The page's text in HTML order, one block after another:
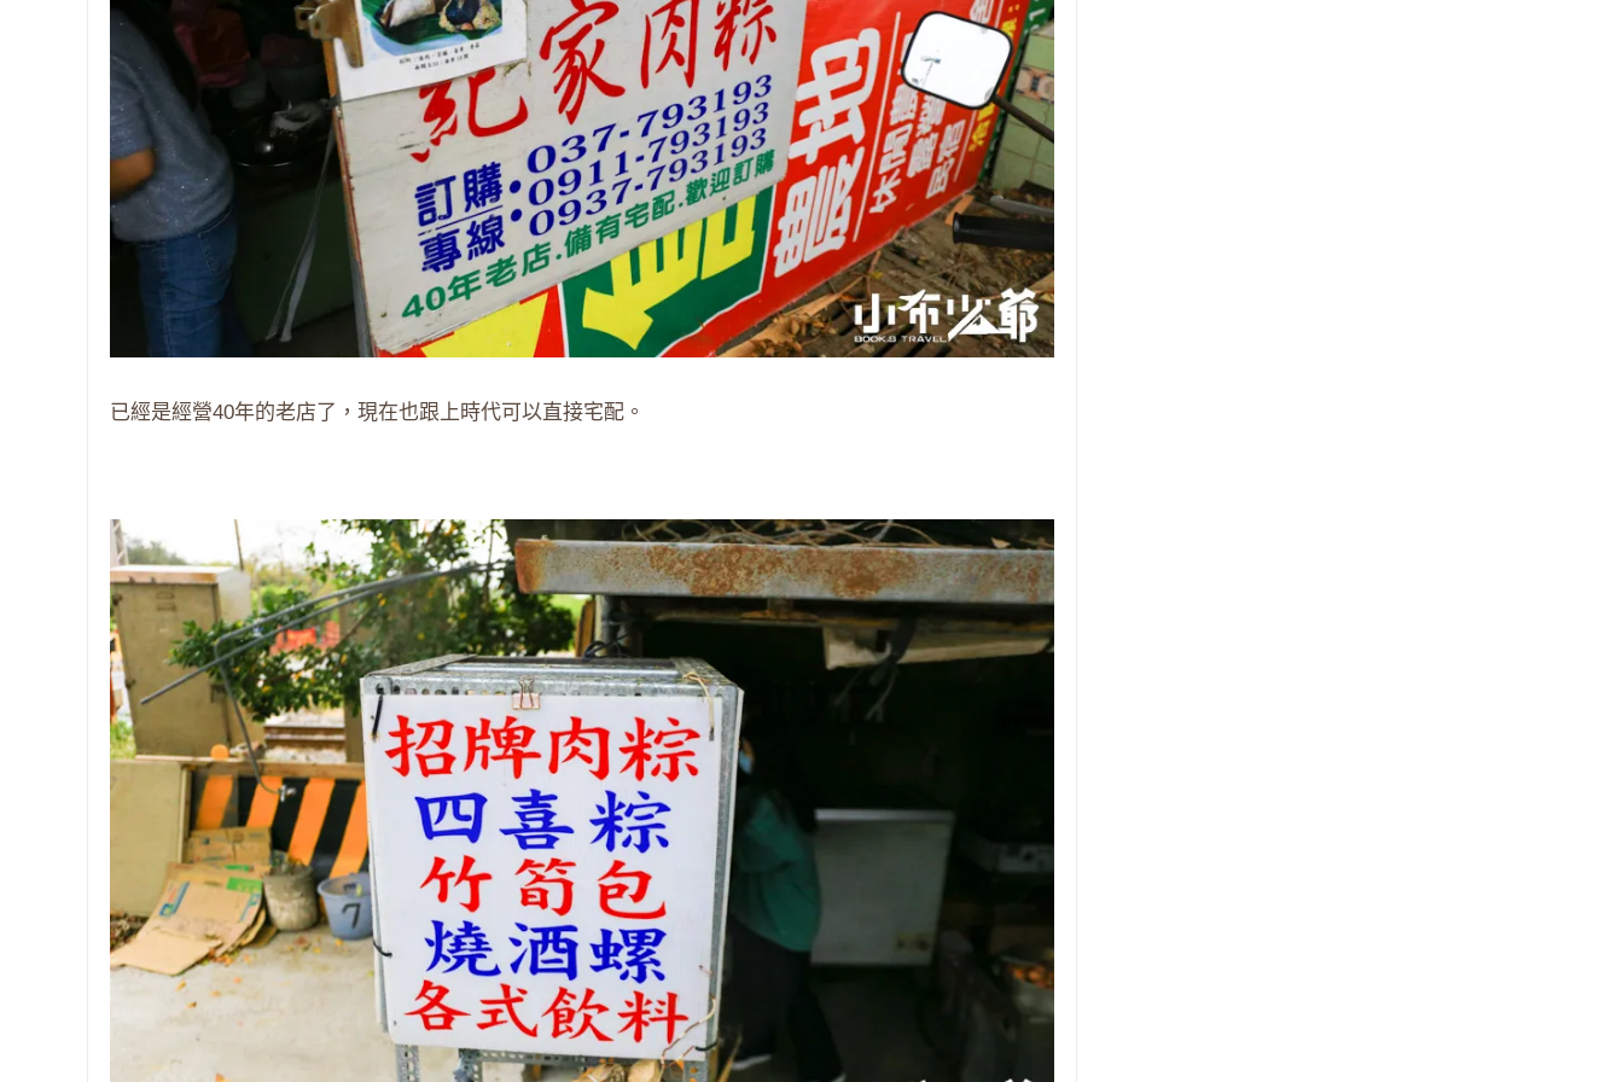
已經是經營40年的老店了，現在也跟上時代可以直接宅配。